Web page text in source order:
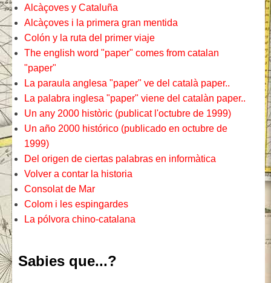
Alcàçoves y Cataluña
Alcàçoves i la primera gran mentida
Colón y la ruta del primer viaje
The english word "paper" comes from catalan
"paper"
La paraula anglesa "paper" ve del català paper..
La palabra inglesa "paper" viene del catalàn paper..
Un any 2000 històric (publicat l'octubre de 1999)
Un año 2000 histórico (publicado en octubre de
1999)
Del origen de ciertas palabras en informàtica
Volver a contar la historia
Consolat de Mar
Colom i les espingardes
La pólvora chino-catalana
Sabies que...?